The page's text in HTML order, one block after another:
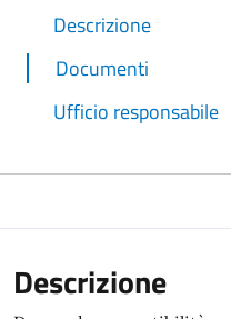
Descrizione
Documenti
Ufficio responsabile
Descrizione